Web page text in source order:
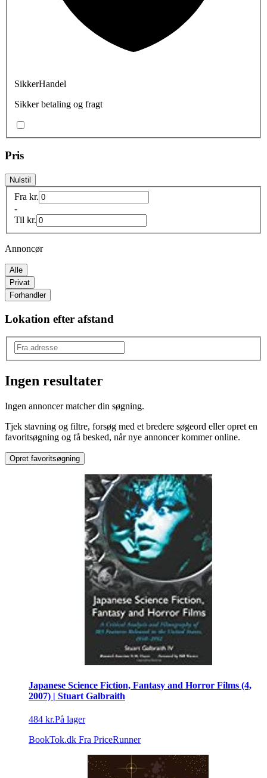
SikkerHandel
Sikker betaling og fragt
Pris
Nulstil
Fra kr.
-
Til kr.
Annoncør
Alle
Privat
Forhandler
Lokation efter afstand
Science Fiction
Ingen resultater
Ingen annoncer matcher din søgning.
Tjek stavning og filtre, forsøg med et bredere søgeord eller opret en
favoritsøgning og få besked, når nye annoncer kommer online.
Opret favoritsøgning
Japanese Science Fiction, Fantasy and Horror Films (4,
2007) | Stuart Galbraith
484 kr.På lager
BookTok.dk Fra PriceRunner